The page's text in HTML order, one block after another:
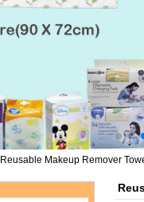
Reusable Makeup Remover